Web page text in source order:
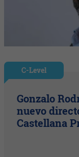
C-Level
Gonzalo
nuevo
Castellana